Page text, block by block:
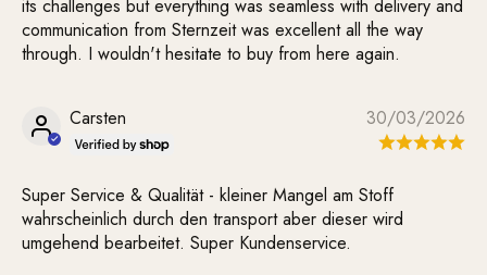
its challenges but everything was seamless with delivery and
communication from Sternzeit was excellent all the way
through. I wouldn't hesitate to buy from here again.
30/03/2026
Carsten
Super Service & Qualität - kleiner Mangel am Stoff
wahrscheinlich durch den transport aber dieser wird
umgehend bearbeitet. Super Kundenservice.